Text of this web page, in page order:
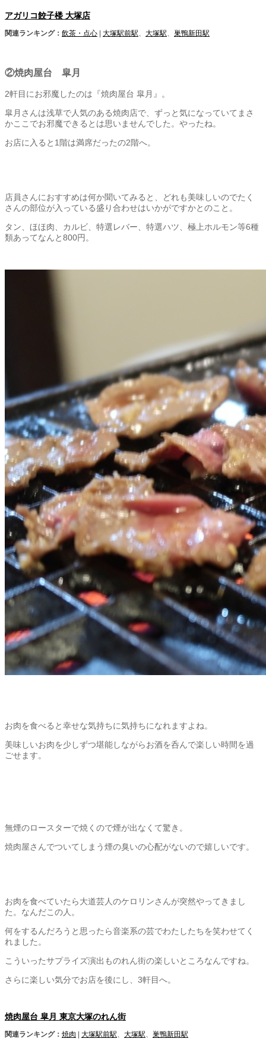
アガリコ餃子楼 大塚店
関連ランキング： 飲茶・点心 大塚駅前駅、 大塚駅、 巣鴨新田駅
②焼肉屋台 皐月
2軒目にお邪魔したのは『焼肉屋台 皐月』。
皐月さんは浅草で人気のある焼肉店で、ずっと気になっていてまさ
かここでお邪魔できるとは思いませんでした。やったね。
お店に入ると1階は満席だったの2階へ。
店員さんにおすすめは何か聞いてみると、どれも美味しいのでたく
さんの部位が入っている盛り合わせはいかがですかとのこと。
タン、ほほ肉、カルビ、特選レバー、特選ハツ、極上ホルモン等6種
類あってなんと800円。
お肉を食べると幸せな気持ちに気持ちになれますよね。
美味しいお肉を少しずつ堪能しながらお酒を呑んで楽しい時間を過
ごせます。
無煙のロースターで焼くので煙が出なくて驚き。
焼肉屋さんでついてしまう煙の臭いの心配がないので嬉しいです。
お肉を食べていたら大道芸人のケロリンさんが突然やってきまし
た。なんだこの人。
何をするんだろうと思ったら音楽系の芸でわたしたちを笑わせてく
れました。
こういったサプライズ演出ものれん街の楽しいところなんですね。
さらに楽しい気分でお店を後にし、3軒目へ。
焼肉屋台 皐月 東京大塚のれん街
関連ランキング： 焼肉 大塚駅前駅、 大塚駅、 巣鴨新田駅